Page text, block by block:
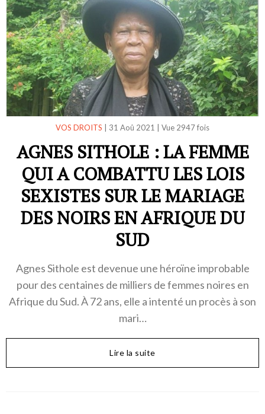
VOS DROITS 31 Aoû 2021 Vue 2947 fois
AGNES SITHOLE : LA FEMME
QUI A COMBATTU LES LOIS
SEXISTES SUR LE MARIAGE
DES NOIRS EN AFRIQUE DU
SUD
Agnes Sithole est devenue une héroïne improbable
pour des centaines de milliers de femmes noires en
Afrique du Sud. À 72 ans, elle a intenté un procès à son
mari…
Lire la suite